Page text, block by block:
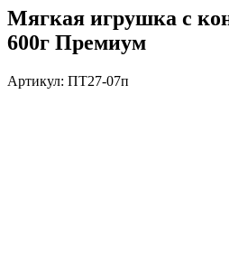
Мягкая игрушка с
600г Премиум
Артикул: ПТ27-07п